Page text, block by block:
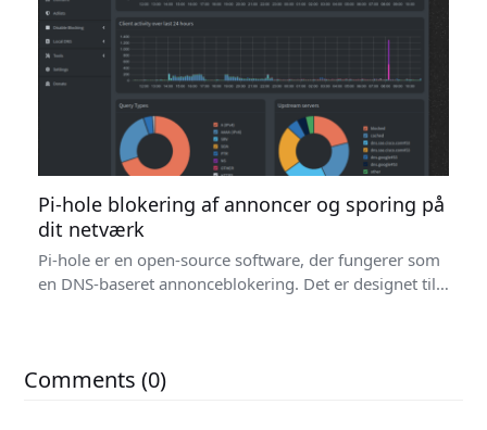
Pi-hole blokering af annoncer og sporing på
dit netværk
Pi-hole er en open-source software, der fungerer som
en DNS-baseret annonceblokering. Det er designet til…
Comments (0)